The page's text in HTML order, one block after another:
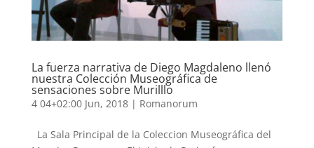
La fuerza narrativa de Diego Magdaleno llenó
nuestra Colección Museográfica de
sensaciones sobre Murilllo
4 04+02:00 Jun, 2018| Romanorum
La Sala Principal de la Coleccion Museográfica del